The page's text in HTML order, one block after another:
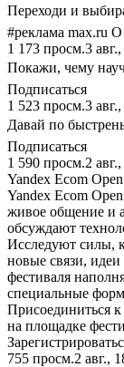
Переходи и
#реклама max.ru О
1 173 просм.3
Покажи, чему
Подписаться
1 523 просм.3
Давай по
Подписаться
1 590 просм.2
Yandex Ecom
Yandex Ecom
живое общение и
обсуждают
Исследуют силы,
новые связи, идеи
фестиваля
специальные
Присоединиться
на площадке
755 просм.2 авг.,